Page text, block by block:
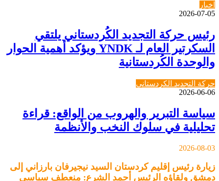
اخبار
2026-07-05
رئيس حركة التجديد الكُردستاني يلتقي
السكرتير العام لـ YNDK ويؤكد أهمية الحوار
والوحدة الكُردستانية
حركة التجديد الكردستاني
2026-06-06
سياسة التبرير والهروب من الواقع: قراءة
تحليلية في سلوك النخب والأنظمة
2026-08-03
زيارة رئيس إقليم كردستان السيد نيجيرفان بارزاني إلى
دمشق ولقاؤه الرئيس أحمد الشرع: منعطف سياسي